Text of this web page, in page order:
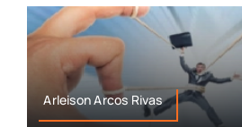
Arleison Arcos Rivas